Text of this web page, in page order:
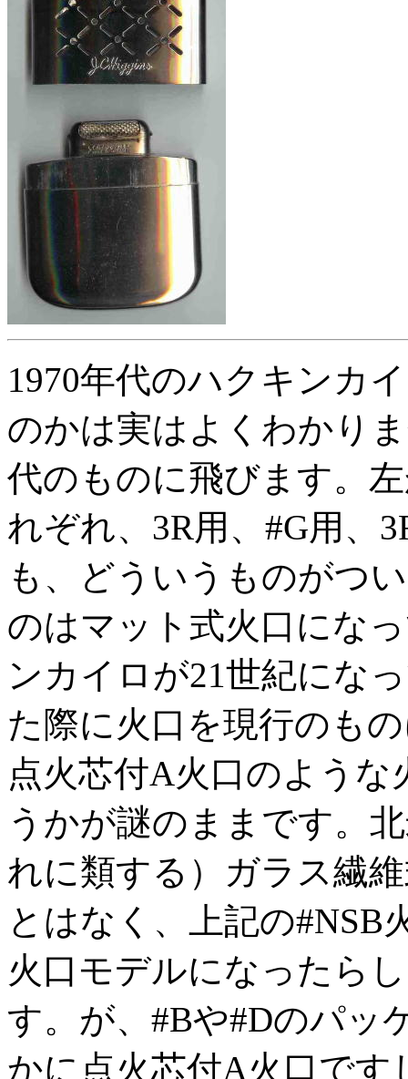
1970年代のハクキンカ
のかは実はよくわかり
代のものに飛びます。
れぞれ、3R用、#G用、
も、どういうものがつ
のはマット式火口にな
ンカイロが21世紀にな
た際に火口を現行のも
点火芯付A火口のよう
うかが謎のままです。
れに類する）ガラス繊
とはなく、上記の#NSB
火口モデルになったら
す。が、#Bや#Dのパッ
かに点火芯付A火口で